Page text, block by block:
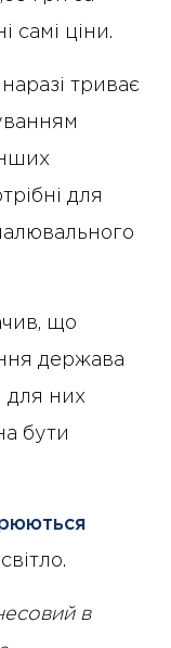
самі ціни.
триває
для
що
держава
для них
бути
в